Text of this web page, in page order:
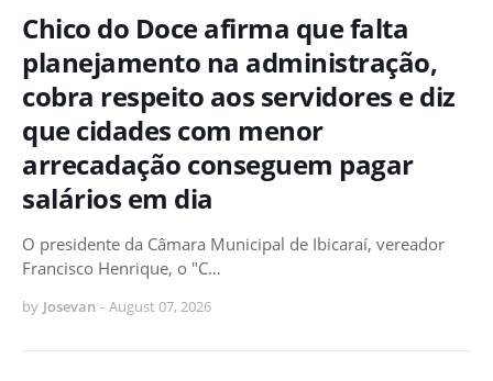
Chico do Doce afirma que falta
planejamento na administração,
cobra respeito aos servidores e diz
que cidades com menor
arrecadação conseguem pagar
salários em dia
O presidente da Câmara Municipal de Ibicaraí, vereador
Francisco Henrique, o "C…
by Josevan - August 07, 2026